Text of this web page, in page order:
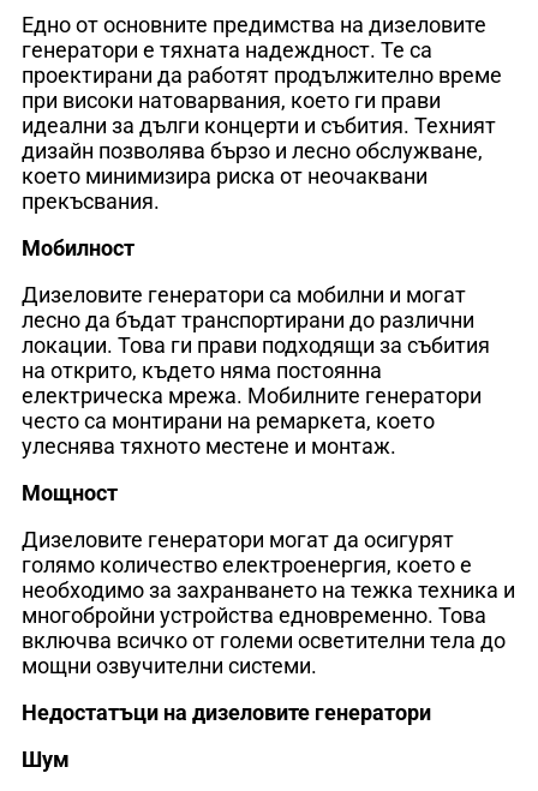
Едно от основните предимства на дизеловите
генератори е тяхната надеждност. Те са
проектирани да работят продължително време
при високи натоварвания, което ги прави
идеални за дълги концерти и събития. Техният
дизайн позволява бързо и лесно обслужване,
което минимизира риска от неочаквани
прекъсвания.
Мобилност
Дизеловите генератори са мобилни и могат
лесно да бъдат транспортирани до различни
локации. Това ги прави подходящи за събития
на открито, където няма постоянна
електрическа мрежа. Мобилните генератори
често са монтирани на ремаркета, което
улеснява тяхното местене и монтаж.
Мощност
Дизеловите генератори могат да осигурят
голямо количество електроенергия, което е
необходимо за захранването на тежка техника и
многобройни устройства едновременно. Това
включва всичко от големи осветителни тела до
мощни озвучителни системи.
Недостатъци на дизеловите генератори
Шум